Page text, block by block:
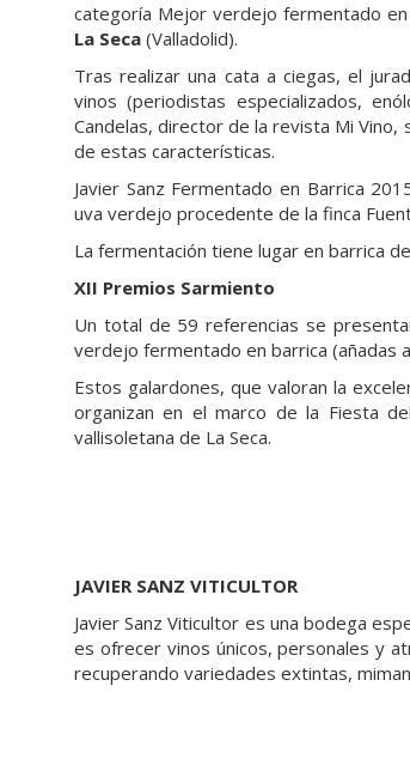
categoría Mejor verdejo fermentado en
La Seca (Valladolid).
Tras realizar una cata a ciegas, el
vinos (periodistas especializados,
Candelas, director de la revista Mi Vino,
de estas características.
Javier Sanz Fermentado en Barrica
uva verdejo procedente de la finca
La fermentación tiene lugar en barrica
XII Premios Sarmiento
Un total de 59 referencias se
verdejo fermentado en barrica (añadas
Estos galardones, que valoran la
organizan en el marco de la Fiesta
vallisoletana de La Seca.
JAVIER SANZ VITICULTOR
Javier Sanz Viticultor es una bodega
es ofrecer vinos únicos, personales y
recuperando variedades extintas,